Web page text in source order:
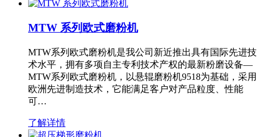
MTW 系列欧式磨粉机
MTW系列欧式磨粉机是我公司新近推出具有国际先进技
术水平，拥有多项自主专利技术产权的最新粉磨设备—
MTW系列欧式磨粉机，以悬辊磨粉机9518为基础，采用
欧洲先进制造技术，它能满足客户对产品粒度、性能
可…
了解详情